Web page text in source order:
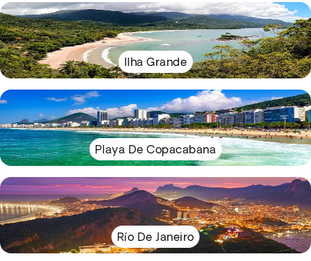
Ilha Grande
Playa De Copacabana
Río De Janeiro